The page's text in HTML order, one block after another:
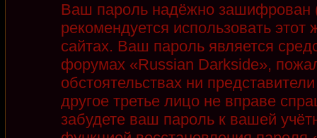
Ваш пароль надёжно зашифрован
рекомендуется использовать
сайтах. Ваш пароль является
форумах «Russian Darkside»,
обстоятельствах ни
другое третье лицо не вправе
забудете ваш пароль к вашей